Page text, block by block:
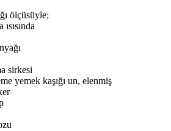
ölçüsüyle;
sirkesi
yemek kaşığı un, elenmiş